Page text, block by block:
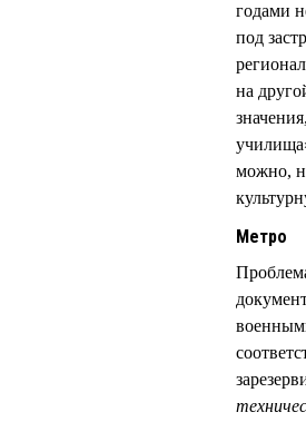
годами
под
на
можно,
Метро